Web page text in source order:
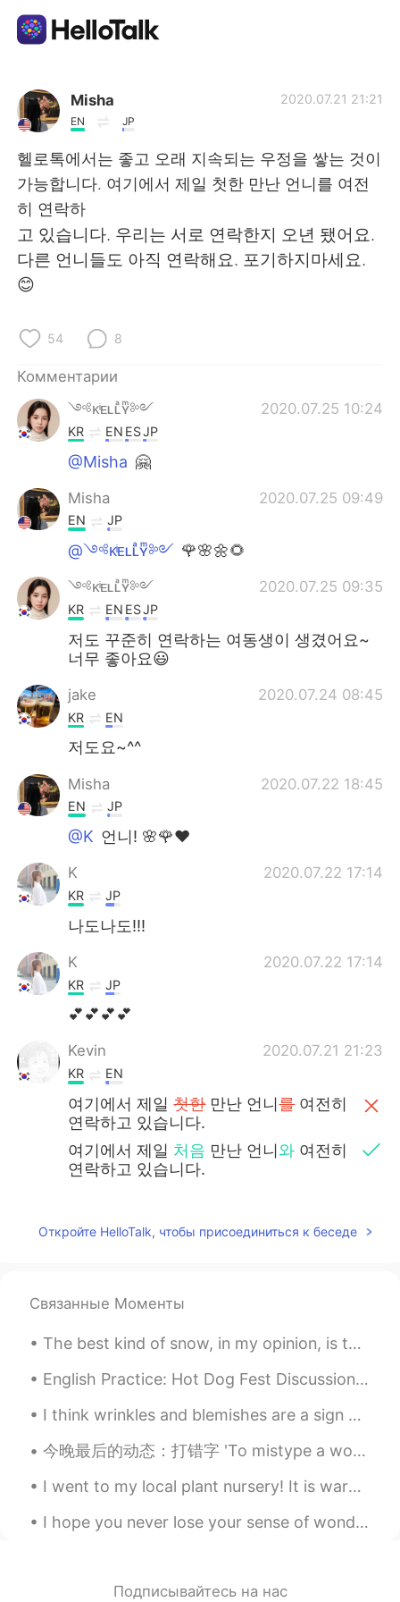
Приложение для Языкового Обмена
AI Grammar Checker
Русский
English 简体中文
Deutsch
한국어
Indonesia
Türkçe Tiếng Việt
Português
Misha
EN JP
2020.07.21 21:21
헬로톡에서는 좋고 오래 지속되는 우정을 쌓는 것이
가능합니다. 여기에서 제일 첫한 만난 언니를 여전
히 연락하
고 있습니다. 우리는 서로 연락한지 오년 됐어요.
다른 언니들도 아직 연락해요. 포기하지마세요.
😊
54 8
Комментарии
༺ᴋͥᴇʟʟͣʏͫ༻
2020.07.25 10:24
KR EN ESJP
@Misha 🤗
Misha 2020.07.25 09:49
EN JP
@༺ᴋͥᴇʟʟͣʏͫ༻ 🌹🌸🌼🌻
༺ᴋͥᴇʟʟͣʏͫ༻ 2020.07.25 09:35
KR EN ESJP
저도 꾸준히 연락하는 여동생이 생겼어요~
너무 좋아요😃
jake 2020.07.24 08:45
KR EN
저도요~^^
Misha 2020.07.22 18:45
EN JP
@K 언니! 🌸🌹❤️
K 2020.07.22 17:14
KR JP
나도나도!!!
K 2020.07.22 17:14
KR JP
💕💕💕💕
Kevin 2020.07.21 21:23
KR EN
여기에서 제일첫한만난 언니를여전히
연락하고 있습니다.
여기에서 제일 처음 만난 언니와 여전히
연락하고 있습니다.
Откройте HelloTalk, чтобы присоединиться к беседе
Связанные Моменты
The best kind of snow, in my opinion, is the powdery snow! ❄🌨 가볍게 내리는 가루 같은 눈 El mejor tipo de ni...
English Practice: Hot Dog Fest Discussion Question: Share with us a festival that you have atten...
I think wrinkles and blemishes are a sign of life. Gray hair or white hair 👩🏻‍🦳, sagging skin and...
今晚最后的动态：打错字 'To mistype a word' Oh, sorry, I mistyped! Thanks everyone! Have a good night's sl...
I went to my local plant nursery! It is warming up here so it is time to prepare for the garden!🌿...
I hope you never lose your sense of wonder. You get your fill to eat but always keep that hunger...
Подписывайтесь на нас